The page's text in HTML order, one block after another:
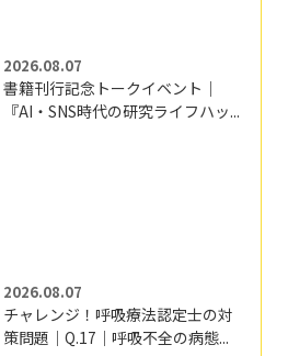
2026.08.07
書籍刊行記念トークイベント｜
『AI・SNS時代の研究ライフハッ...
2026.08.07
チャレンジ！呼吸療法認定士の対
策問題｜Q.17｜呼吸不全の病態...